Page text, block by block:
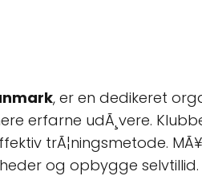
, er en dedikeret
erfarne udÃ¸vere.
trÃ¦ningsmetode.
og opbygge selvtillid.